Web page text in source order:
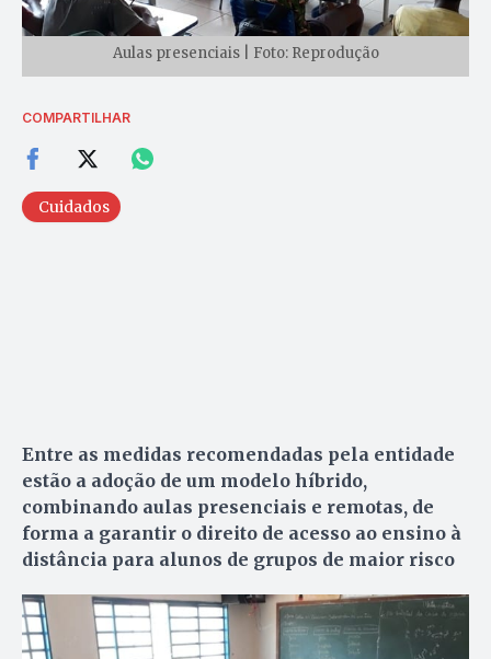
Aulas presenciais | Foto: Reprodução
COMPARTILHAR
Cuidados
Entre as medidas recomendadas pela entidade
estão a adoção de um modelo híbrido,
combinando aulas presenciais e remotas, de
forma a garantir o direito de acesso ao ensino à
distância para alunos de grupos de maior risco